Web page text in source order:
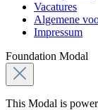
Vacatures
Algemene
Impressum
Foundation Modal
This Modal is